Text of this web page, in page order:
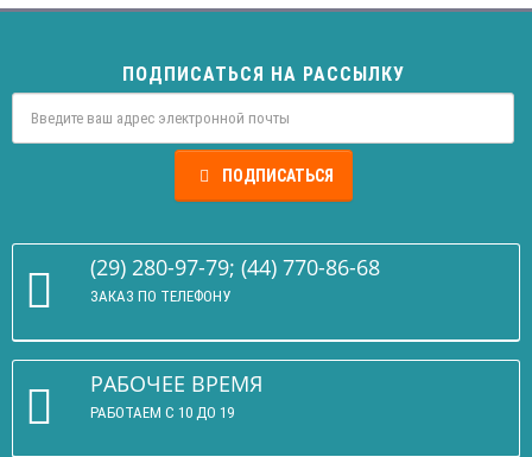
ПОДПИСАТЬСЯ НА РАССЫЛКУ
ПОДПИСАТЬСЯ
(29) 280-97-79; (44) 770-86-68
ЗАКАЗ ПО ТЕЛЕФОНУ
РАБОЧЕЕ ВРЕМЯ
РАБОТАЕМ С 10 ДО 19